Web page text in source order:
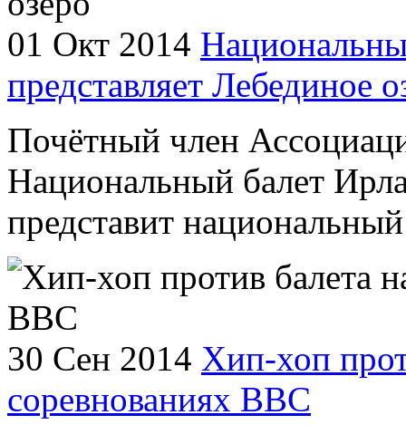
01 Окт 2014
представляет Лебединое
Почётный член
Национальный балет
представит
30 Сен 2014 Хип-хоп
соревнованиях ВВС